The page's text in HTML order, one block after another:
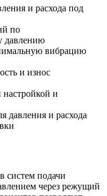
и расхода под
по
давлению
вибрацию
и износ
настройкой и
давления и расхода
систем подачи
через режущий